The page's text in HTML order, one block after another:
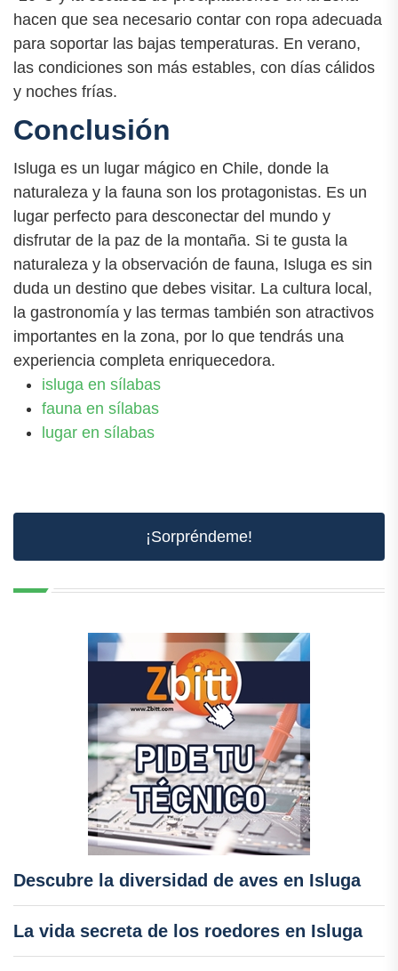
hacen que sea necesario contar con ropa adecuada
para soportar las bajas temperaturas. En verano,
las condiciones son más estables, con días cálidos
y noches frías.
Conclusión
Isluga es un lugar mágico en Chile, donde la
naturaleza y la fauna son los protagonistas. Es un
lugar perfecto para desconectar del mundo y
disfrutar de la paz de la montaña. Si te gusta la
naturaleza y la observación de fauna, Isluga es sin
duda un destino que debes visitar. La cultura local,
la gastronomía y las termas también son atractivos
importantes en la zona, por lo que tendrás una
experiencia completa enriquecedora.
isluga en sílabas
fauna en sílabas
lugar en sílabas
¡Sorpréndeme!
Descubre la diversidad de aves en Isluga
La vida secreta de los roedores en Isluga